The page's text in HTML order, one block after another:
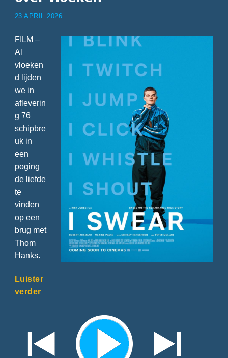
23 APRIL 2026
FILM –
Al
vloeken
d lijden
we in
afleverin
g 76
schipbre
uk in
een
poging
de liefde
te
vinden
op een
brug met
Thom
Hanks.
Luister
verder